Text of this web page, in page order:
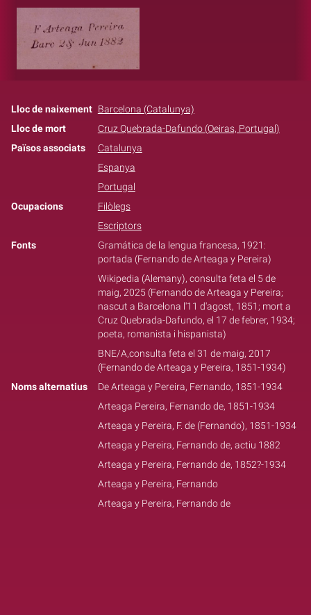
Lloc de naixement Barcelona (Catalunya)
Lloc de mort
Cruz Quebrada-Dafundo (Oeiras, Portugal)
Països associats
Catalunya
Espanya
Portugal
Ocupacions
Filòlegs
Escriptors
Fonts
Gramática de la lengua francesa, 1921:
portada (Fernando de Arteaga y Pereira)
Wikipedia (Alemany), consulta feta el 5 de
maig, 2025 (Fernando de Arteaga y Pereira;
nascut a Barcelona l'11 d'agost, 1851; mort a
Cruz Quebrada-Dafundo, el 17 de febrer, 1934;
poeta, romanista i hispanista)
BNE/A,consulta feta el 31 de maig, 2017
(Fernando de Arteaga y Pereira, 1851-1934)
Noms alternatius
De Arteaga y Pereira, Fernando, 1851-1934
Arteaga Pereira, Fernando de, 1851-1934
Arteaga y Pereira, F. de (Fernando), 1851-1934
Arteaga y Pereira, Fernando de, actiu 1882
Arteaga y Pereira, Fernando de, 1852?-1934
Arteaga y Pereira, Fernando
Arteaga y Pereira, Fernando de